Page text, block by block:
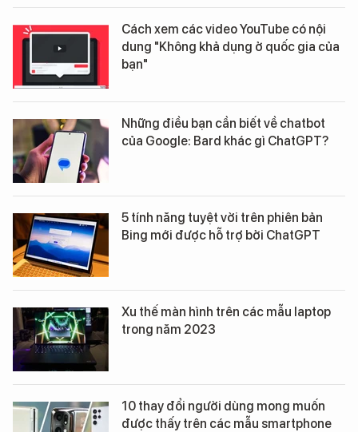
Cách xem các video YouTube có nội
dung "Không khả dụng ở quốc gia của
bạn"
Những điều bạn cần biết về chatbot
của Google: Bard khác gì ChatGPT?
5 tính năng tuyệt vời trên phiên bản
Bing mới được hỗ trợ bởi ChatGPT
Xu thế màn hình trên các mẫu laptop
trong năm 2023
10 thay đổi người dùng mong muốn
được thấy trên các mẫu smartphone